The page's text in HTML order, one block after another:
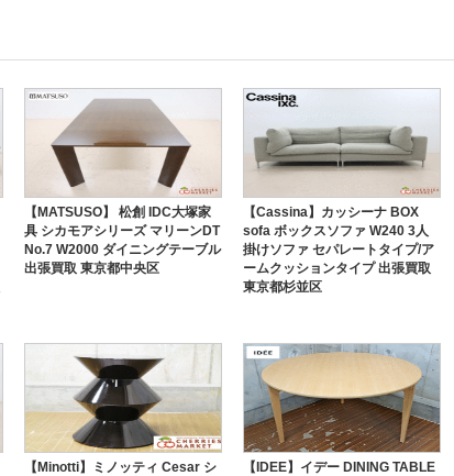
【MATSUSO】 松創 IDC大塚家
具 シカモアシリーズ マリーンDT
No.7 W2000 ダイニングテーブル
出張買取 東京都中央区
【Cassina】カッシーナ BOX
sofa ボックスソファ W240 3人
掛けソファ セパレートタイプ/ア
ームクッションタイプ 出張買取
東京都杉並区
【Minotti】ミノッティ Cesar シ
【IDEE】イデー DINING TABLE